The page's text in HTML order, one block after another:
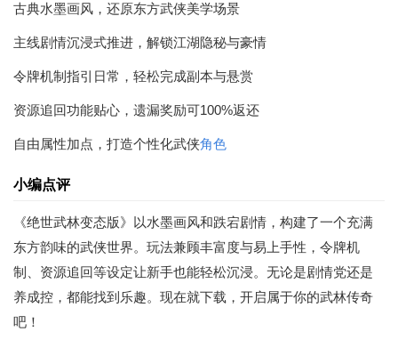
古典水墨画风，还原东方武侠美学场景
主线剧情沉浸式推进，解锁江湖隐秘与豪情
令牌机制指引日常，轻松完成副本与悬赏
资源追回功能贴心，遗漏奖励可100%返还
自由属性加点，打造个性化武侠角色
小编点评
《绝世武林变态版》以水墨画风和跌宕剧情，构建了一个充满
东方韵味的武侠世界。玩法兼顾丰富度与易上手性，令牌机
制、资源追回等设定让新手也能轻松沉浸。无论是剧情党还是
养成控，都能找到乐趣。现在就下载，开启属于你的武林传奇
吧！